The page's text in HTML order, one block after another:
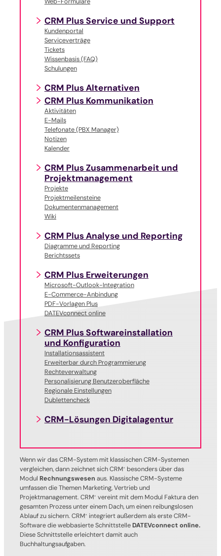
CRM Plus Service und Support
Kundenportal
Serviceverträge
Tickets
Wissenbasis (FAQ)
Schulungen
CRM Plus Alternativen
CRM Plus Kommunikation
Aktivitäten
E-Mails
Telefonate (PBX Manager)
Notizen
Kalender
CRM Plus Zusammenarbeit und
Projektmanagement
Projekte
Projektmeilensteine
Dokumentenmanagement
Wiki
CRM Plus Analyse und Reporting
Diagramme und Reporting
Berichtssets
CRM Plus Erweiterungen
Microsoft-Outlook-Integration
E-Commerce-Anbindung
PDF-Vorlagen Plus
DATEVconnect online
CRM Plus Softwareinstallation
und Konfiguration
Installationsassistent
Erweiterbar durch Programmierung
Rechteverwaltung
Personalisierung Benutzeroberfläche
Regionale Einstellungen
Dublettencheck
CRM-Lösungen Digitalagentur
Wenn wir das CRM-System mit klassischen CRM-Systemen
vergleichen, dann zeichnet sich CRM+
besonders über das
Modul Rechnungswesen aus. Klassische CRM-Systeme
umfassen die Themen Marketing, Vertrieb und
Projektmanagement. CRM+ vereint mit dem Modul Faktura den
gesamten Prozess unter einem Dach, um einen reibungslosen
Ablauf zu sichern. CRM+
integriert außerdem als erste CRM-
Software die webbasierte Schnittstelle DATEVconnect online.
Diese Schnittstelle erleichtert damit auch
Buchhaltungsaufgaben.